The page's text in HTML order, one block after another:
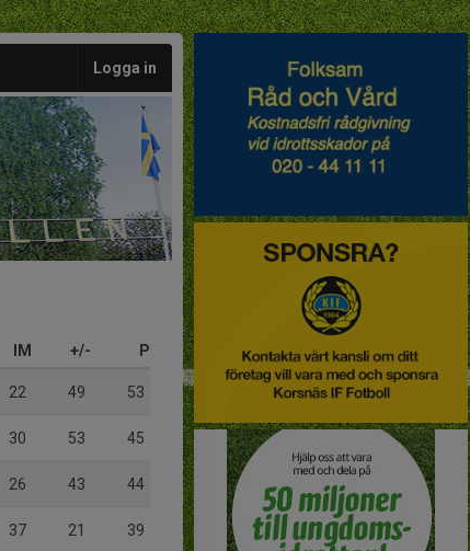
Logga in
IM +/- P
22 49 53
30 53 45
26 43 44
37 21 39